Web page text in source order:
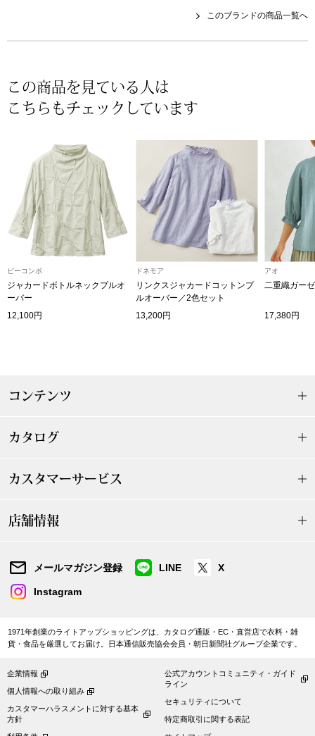
ルメールオマージュウオッチ
ランド
集
すべて見る
ア
靴下
和装
和装小物
その他
おすすめ特集
【特集】
【特集】
このブランドの商品一覧へ
この商品を見ている人は
こちらもチェックしています
ピーコンポ
ジャカードボトルネックプルオ
ーバー
12,100円
ドネモア
リンクスジャカードコットンプ
ルオーバー／2色セット
13,200円
アオ
二重織ガー
17,380円
コンテンツ
カタログ
カスタマーサービス
店舗情報
メールマガジン登録 LINE X
Instagram
1971年創業のライトアップショッピングは、カタログ通販・EC・直営店で衣料・雑
貨・食品を厳選してお届け。日本通信販売協会会員・朝日新聞社グループ企業です。
企業情報
個人情報への取り組み
カスタマーハラスメントに対する基本
方針
公式アカウントコミュニティ・ガイド
ライン
セキュリティについて
特定商取引に関する表記